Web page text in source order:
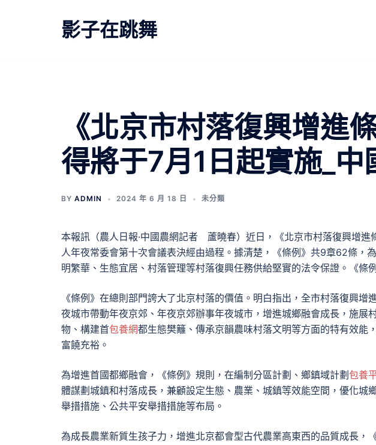
影子在跳舞
《北京市村落復興增進
得將于7月1日起實施_中
BY ADMIN 2024 年 6 月 18 日 未分類
本報訊（農人日報·中國農網記者 蘆曉春）近日，《北京市村落復興增進
人年夜常委會第十次會議表決經由過程。據清楚，《條例》共9章62條，
明繁華、生態宜居、村落管理等村落復興任務供給堅實的法令保證。《條
《條例》在總則部門誇大了北京村落的價值。明白指出，全市村落復興
夜城市帶動年夜京郊、年夜京郊辦事年夜城市，增進城鄉融會成長，施展
物、構建首包養網都生態樊籬、傳承京韻農味村落文明等方面的特有效能
富饒充裕。
為增進首國都鄉融會，《條例》規則，在編制分區計劃、鄉鎮域計劃 包養
體謀劃城鎮和村落成長，兼顧設定生態、農業、城鎮等效能空間，優化城
舉措措施、公共平安舉措措施等布局。
為成長農業新質生孩子力，增進北京都會型古代農業高東西的品質成長，